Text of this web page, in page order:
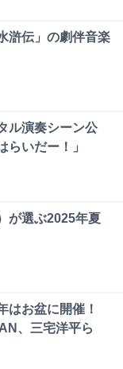
滸伝」の劇伴音楽
ル演奏シーン公
らいだー！」
が選ぶ2025年夏
はお盆に開催！
、三宅洋平ら